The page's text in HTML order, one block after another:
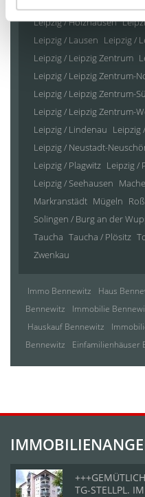
Leipzig / Holzhausen
Leipzig / Lausen Leipzig /
Leipzig / Leipzig Zentrum
Leipzig / Leipzig Zentrum-
Leipzig / Leipzig Zentrum-
Leipzig / Leipzig Zentrum-
Leipzig / Lindenau Leipzig
Leipzig / Neustadt-
Leipzig / Plagwitz Leipzig /
Leipzig / Seehausen
Markranstädt Mügeln
Solingen / Burg an der
Taucha Taucha / Plösitz
Zwenkau
Immo Bennewitz Haus
Bennewitz
Immobilie
Hauskauf Bennewitz
Bennewitz
Einfamilienhäuser
TG-STELLPL.